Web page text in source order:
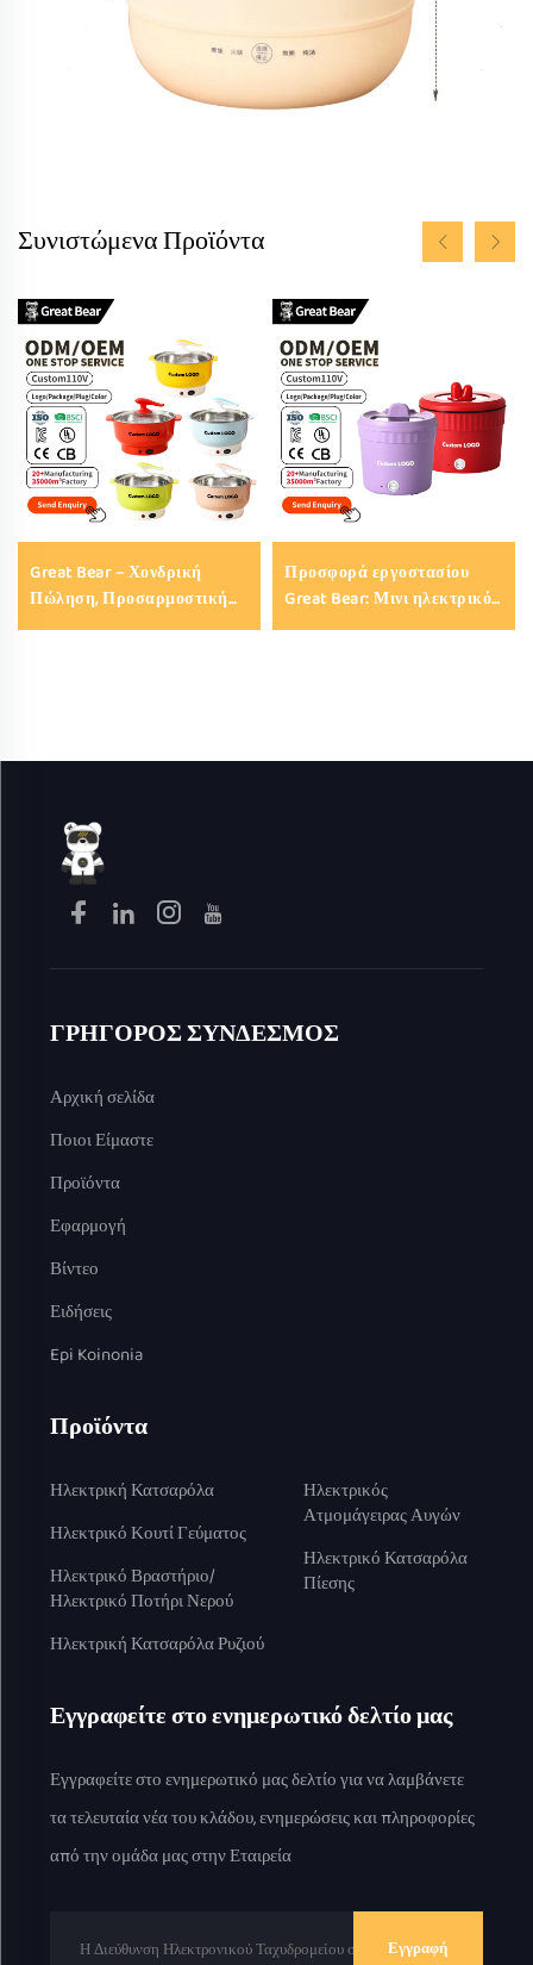
Συνιστώμενα Προϊόντα
Great Bear – Χονδρική
Πώληση, Προσαρμοστική
Πρίζα, Φορητή Κατσαρόλα
Προσφορά εργοστασίου
Great Bear: Μινι ηλεκτρικό
μαγειρικό σκεύος 16 cm/18
ΓΡΗΓΟΡΟΣ ΣΥΝΔΕΣΜΟΣ
Αρχική σελίδα
Ποιοι Είμαστε
Προϊόντα
Εφαρμογή
Βίντεο
Ειδήσεις
Epi Koinonia
Προϊόντα
Ηλεκτρική Κατσαρόλα
Ηλεκτρικό Κουτί Γεύματος
Ηλεκτρικό Βραστήριο/
Ηλεκτρικό Ποτήρι Νερού
Ηλεκτρική Κατσαρόλα Ρυζιού
Ηλεκτρικός
Ατμομάγειρας Αυγών
Ηλεκτρικό Κατσαρόλα
Πίεσης
Εγγραφείτε στο ενημερωτικό δελτίο μας
Εγγραφείτε στο ενημερωτικό μας δελτίο για να λαμβάνετε
τα τελευταία νέα του κλάδου, ενημερώσεις και πληροφορίες
από την ομάδα μας στην Εταιρεία
Εγγραφή